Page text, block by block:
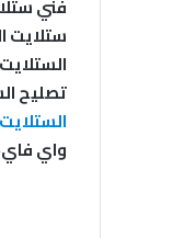
فني
ستلايت
تصليح
الستلايت
واي